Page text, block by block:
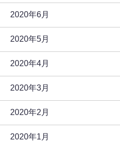
2020年6月
2020年5月
2020年4月
2020年3月
2020年2月
2020年1月